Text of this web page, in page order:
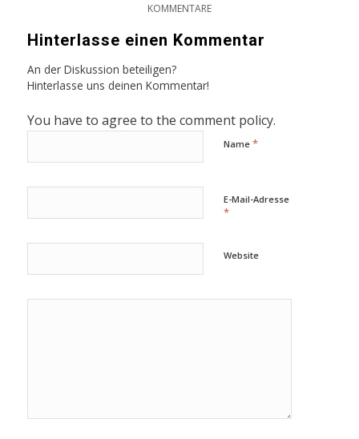
KOMMENTARE
Hinterlasse einen Kommentar
An der Diskussion beteiligen?
Hinterlasse uns deinen Kommentar!
You have to agree to the comment policy.
Name *
E-Mail-Adresse
*
Website